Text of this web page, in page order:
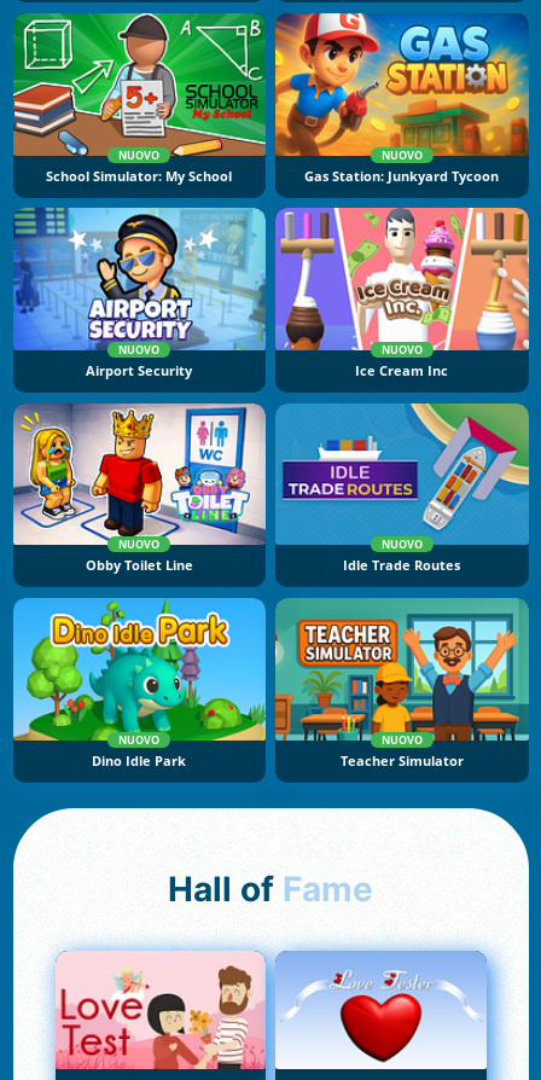
NUOVO
School Simulator: My School
NUOVO
Gas Station: Junkyard Tycoon
NUOVO
Airport Security
NUOVO
Ice Cream Inc
NUOVO
Obby Toilet Line
NUOVO
Idle Trade Routes
NUOVO
Dino Idle Park
NUOVO
Teacher Simulator
Hall of Fame